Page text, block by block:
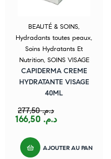
BEAUTÉ & SOINS,
Hydradants toutes peaux,
Soins Hydratants Et
Nutrition, SOINS VISAGE
CAPIDERMA CREME
HYDRATANTE VISAGE
40ML
د.م.277,50
د.م.
AJOUTER AU PANIER